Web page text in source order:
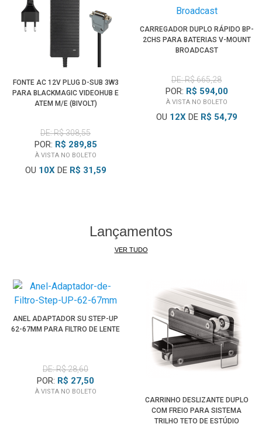
FONTE AC 12V PLUG D-SUB 3W3
PARA BLACKMAGIC VIDEOHUB E
ATEM M/E (BIVOLT)
DE: R$ 308,55
POR: R$ 289,85
À VISTA NO BOLETO
OU 10XDE R$ 31,59
CARREGADOR DUPLO RÁPIDO BP-
2CHS PARA BATERIAS V-MOUNT
BROADCAST
DE: R$ 665,28
POR: R$ 594,00
À VISTA NO BOLETO
OU 12XDE R$ 54,79
Lançamentos
VER TUDO
ANEL ADAPTADOR SU STEP-UP
62-67MM PARA FILTRO DE LENTE
DE: R$ 28,60
POR: R$ 27,50
À VISTA NO BOLETO
CARRINHO DESLIZANTE DUPLO
COM FREIO PARA SISTEMA
TRILHO TETO DE ESTÚDIO